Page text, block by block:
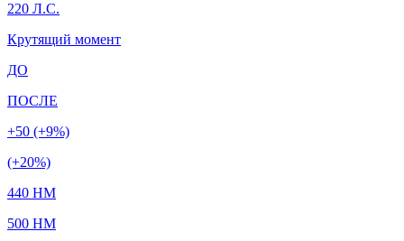
220 Л.С.
Крутящий момент
ДО
ПОСЛЕ
+50 (+9%)
(+20%)
440 HM
500 HM